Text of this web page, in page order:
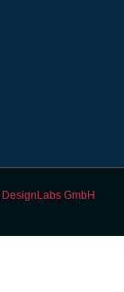
DesignLabs GmbH